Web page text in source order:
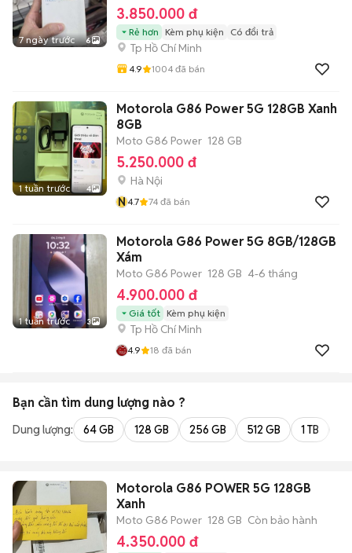
7 ngày trước 6
3.850.000 đ
Rẻ hơn Kèm phụ kiện Có đổi trả
Tp Hồ Chí Minh
4.9 1004 đã bán
1 tuần trước 4
Motorola G86 Power 5G 128GB Xanh
8GB
Moto G86 Power 128 GB
5.250.000 đ
Hà Nội
N4.7 74 đã bán
1 tuần trước 3
Motorola G86 Power 5G 8GB/128GB
Xám
Moto G86 Power 128 GB 4-6 tháng
4.900.000 đ
Giá tốt Kèm phụ kiện
Tp Hồ Chí Minh
4.9 18 đã bán
Bạn cần tìm dung lượng nào ?
Dung lượng: 64 GB 128 GB 256 GB 512 GB 1 TB
Motorola G86 POWER 5G 128GB
Xanh
Moto G86 Power 128 GB Còn bảo hành
4.350.000 đ